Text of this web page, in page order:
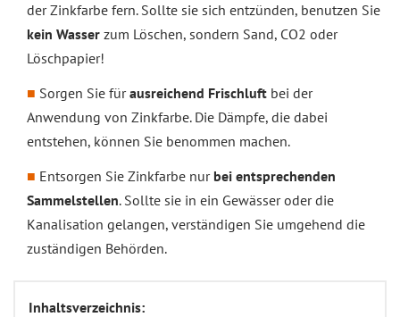
der Zinkfarbe fern. Sollte sie sich entzünden, benutzen Sie
kein Wasser zum Löschen, sondern Sand, CO2 oder
Löschpapier!
Sorgen Sie fürausreichend Frischluft bei der
Anwendung von Zinkfarbe. Die Dämpfe, die dabei
entstehen, können Sie benommen machen.
Entsorgen Sie Zinkfarbe nur bei entsprechenden
Sammelstellen. Sollte sie in ein Gewässer oder die
Kanalisation gelangen, verständigen Sie umgehend die
zuständigen Behörden.
Inhaltsverzeichnis: